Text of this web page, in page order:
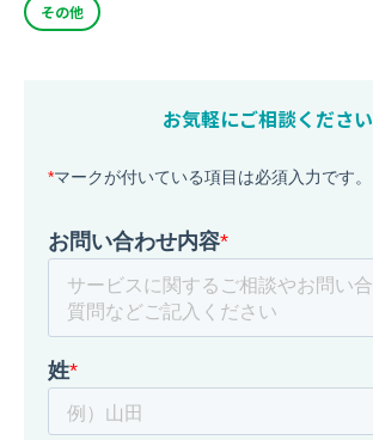
その他
お気軽にご相談ください